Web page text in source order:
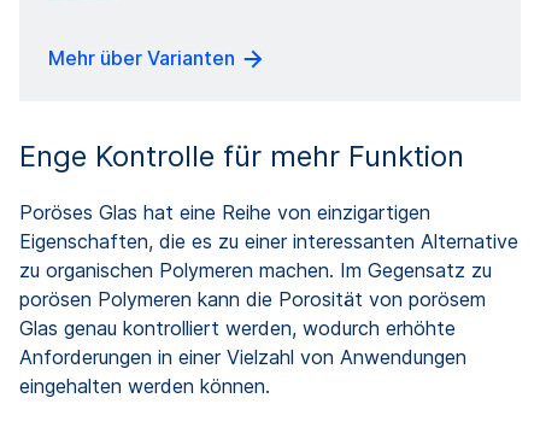
Mehr über Varianten
Enge Kontrolle für mehr Funktion
Poröses Glas hat eine Reihe von einzigartigen
Eigenschaften, die es zu einer interessanten Alternative
zu organischen Polymeren machen. Im Gegensatz zu
porösen Polymeren kann die Porosität von porösem
Glas genau kontrolliert werden, wodurch erhöhte
Anforderungen in einer Vielzahl von Anwendungen
eingehalten werden können.